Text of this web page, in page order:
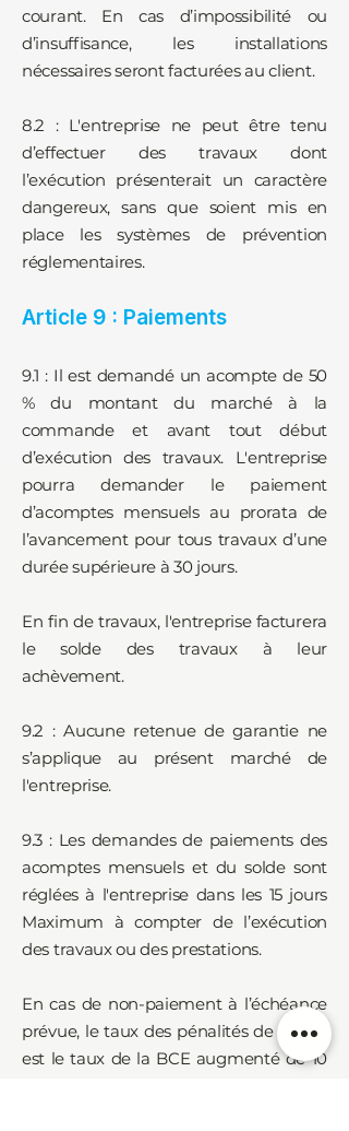
courant. En cas d’impossibilité ou
d’insuffisance, les installations
nécessaires seront facturées au client.
8.2 : L'entreprise ne peut être tenu
d’effectuer des travaux dont
l’exécution présenterait un caractère
dangereux, sans que soient mis en
place les systèmes de prévention
réglementaires.
Article 9 : Paiements
9.1 : Il est demandé un acompte de 50
% du montant du marché à la
commande et avant tout début
d’exécution des travaux. L'entreprise
pourra demander le paiement
d’acomptes mensuels au prorata de
l’avancement pour tous travaux d’une
durée supérieure à 30 jours.
En fin de travaux, l'entreprise facturera
le solde des travaux à leur
achèvement.
9.2 : Aucune retenue de garantie ne
s’applique au présent marché de
l'entreprise.
9.3 : Les demandes de paiements des
acomptes mensuels et du solde sont
réglées à l'entreprise dans les 15 jours
Maximum à compter de l’exécution
des travaux ou des prestations.
En cas de non-paiement à l’échéance
prévue, le taux des pénalités de retard
est le taux de la BCE augmenté de 10